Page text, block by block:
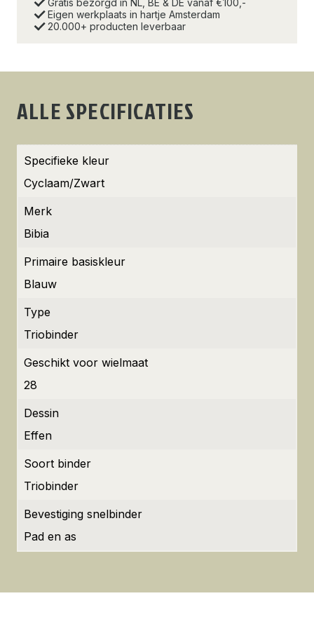
Gratis bezorgd in NL, BE & DE vanaf €100,-
Eigen werkplaats in hartje Amsterdam
20.000+ producten leverbaar
ALLE SPECIFICATIES
Specifieke kleur
Cyclaam/Zwart
Merk
Bibia
Primaire basiskleur
Blauw
Type
Triobinder
Geschikt voor wielmaat
28
Dessin
Effen
Soort binder
Triobinder
Bevestiging snelbinder
Pad en as